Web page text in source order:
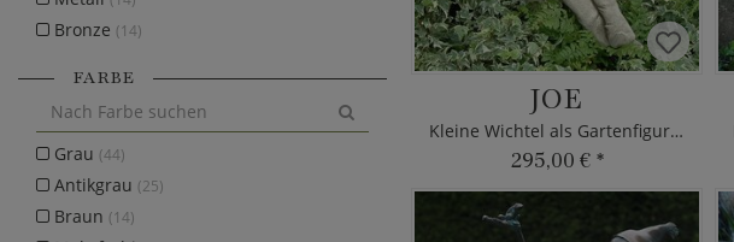
JOE
Kleine Wichtel als Gartenfigur aus Steinguss
295,00 € *
Bronze (14)
FARBE
Grau (44)
Antikgrau (25)
Braun (14)